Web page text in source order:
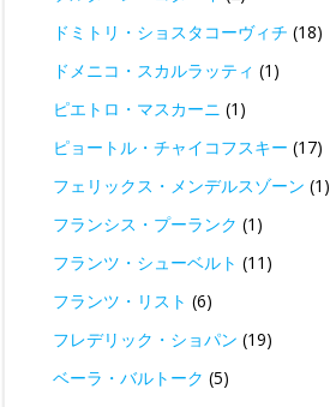
ドミトリ・ショスタコーヴィチ (18)
ドメニコ・スカルラッティ (1)
ピエトロ・マスカーニ (1)
ピョートル・チャイコフスキー (17)
フェリックス・メンデルスゾーン (1)
フランシス・プーランク (1)
フランツ・シューベルト (11)
フランツ・リスト (6)
フレデリック・ショパン (19)
ベーラ・バルトーク (5)